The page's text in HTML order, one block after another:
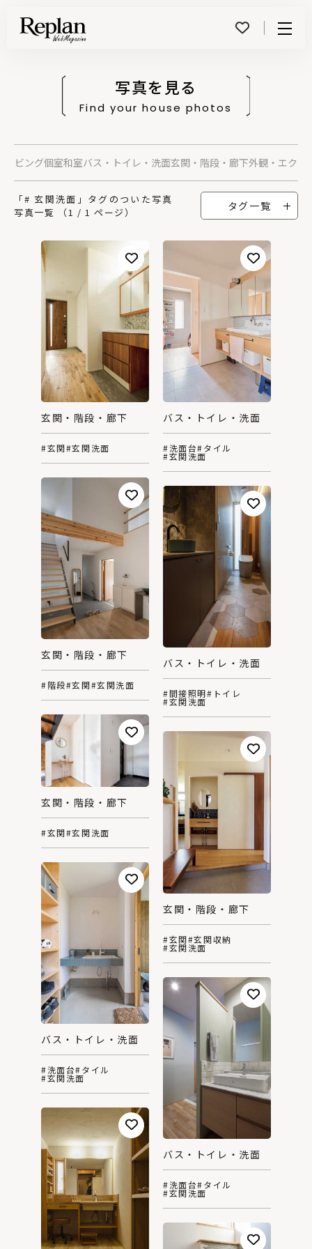
写真を見る
Find your house photos
リビング個室和室バス・トイレ・洗面玄関・階段・廊下外観・エクス
「# 玄関洗面」タグのついた写真
写真一覧 （1 / 1 ページ）
タグ一覧
玄関・階段・廊下
#玄関#玄関洗面
バス・トイレ・洗面
#洗面台#タイル
#玄関洗面
玄関・階段・廊下
#階段#玄関#玄関洗面
バス・トイレ・洗面
#間接照明#トイレ
#玄関洗面
玄関・階段・廊下
#玄関#玄関洗面
玄関・階段・廊下
#玄関#玄関収納
#玄関洗面
バス・トイレ・洗面
#洗面台#タイル
#玄関洗面
バス・トイレ・洗面
#洗面台#タイル
#玄関洗面